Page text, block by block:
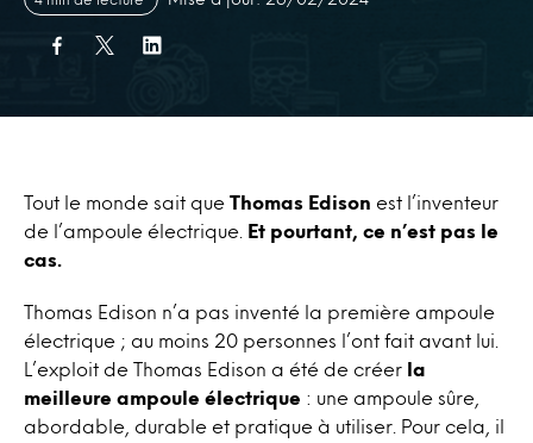
Tout le monde sait que Thomas Edison est l’inventeur
de l’ampoule électrique.
Et pourtant, ce n’est pas le
cas.
Thomas Edison n’a pas inventé la première ampoule
électrique ; au moins 20 personnes l’ont fait avant lui.
L’exploit de Thomas Edison a été de créer
la
meilleure ampoule électrique : une ampoule sûre,
abordable, durable et pratique à utiliser. Pour cela, il